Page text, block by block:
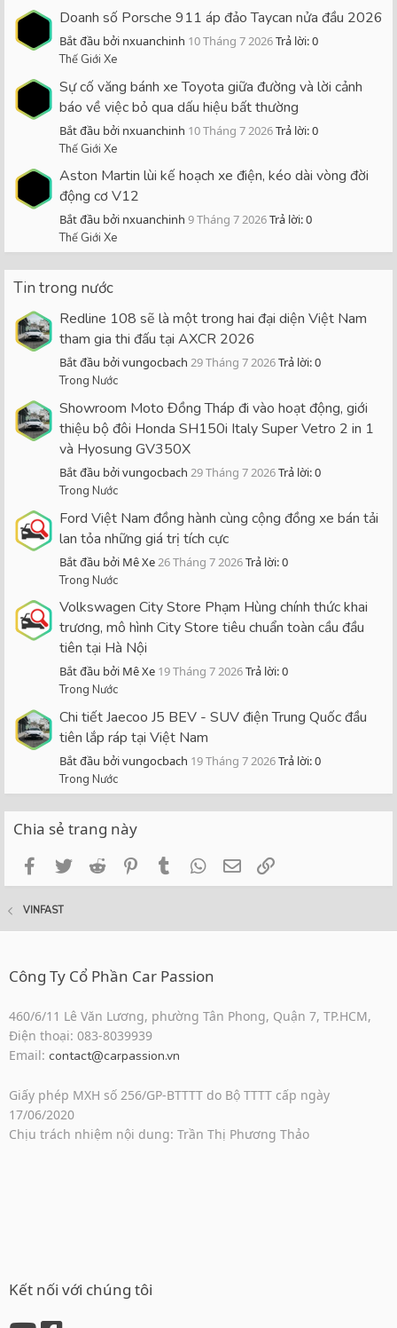
Doanh số Porsche 911 áp đảo Taycan nửa đầu 2026
Bắt đầu bởi nxuanchinh 10 Tháng 7 2026Trả lời: 0
Thế Giới Xe
Sự cố văng bánh xe Toyota giữa đường và lời cảnh
báo về việc bỏ qua dấu hiệu bất thường
Bắt đầu bởi nxuanchinh 10 Tháng 7 2026Trả lời: 0
Thế Giới Xe
Aston Martin lùi kế hoạch xe điện, kéo dài vòng đời
động cơ V12
Bắt đầu bởi nxuanchinh 9 Tháng 7 2026Trả lời: 0
Thế Giới Xe
Tin trong nước
Redline 108 sẽ là một trong hai đại diện Việt Nam
tham gia thi đấu tại AXCR 2026
Bắt đầu bởi vungocbach 29 Tháng 7 2026Trả lời: 0
Trong Nước
Showroom Moto Đồng Tháp đi vào hoạt động, giới
thiệu bộ đôi Honda SH150i Italy Super Vetro 2 in 1
và Hyosung GV350X
Bắt đầu bởi vungocbach 29 Tháng 7 2026Trả lời: 0
Trong Nước
Ford Việt Nam đồng hành cùng cộng đồng xe bán tải
lan tỏa những giá trị tích cực
Bắt đầu bởi Mê Xe26 Tháng 7 2026Trả lời: 0
Trong Nước
Volkswagen City Store Phạm Hùng chính thức khai
trương, mô hình City Store tiêu chuẩn toàn cầu đầu
tiên tại Hà Nội
Bắt đầu bởi Mê Xe 19 Tháng 7 2026Trả lời: 0
Trong Nước
Chi tiết Jaecoo J5 BEV - SUV điện Trung Quốc đầu
tiên lắp ráp tại Việt Nam
Bắt đầu bởi vungocbach 19 Tháng 7 2026Trả lời: 0
Trong Nước
Chia sẻ trang này
FacebookTwitterReddit PinterestTumblrWhatsApp
Email
VINFAST
Công Ty Cổ Phần Car Passion
460/6/11 Lê Văn Lương, phường Tân Phong, Quận 7, TP.HCM,
Điện thoại: 083-8039939
Email: contact@carpassion.vn
Giấy phép MXH số 256/GP-BTTTT do Bộ TTTT cấp ngày
17/06/2020
Chịu trách nhiệm nội dung: Trần Thị Phương Thảo
Kết nối với chúng tôi